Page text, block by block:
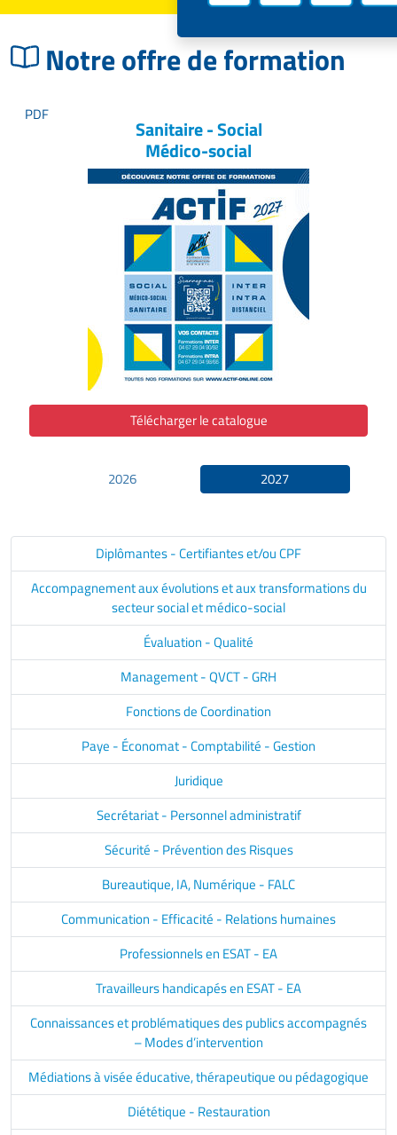
Notre offre de formation
Sanitaire - Social
Médico-social
Télécharger le catalogue
2026 2027
Diplômantes - Certifiantes et/ou CPF
Accompagnement aux évolutions et aux transformations du
secteur social et médico-social
Évaluation - Qualité
Management - QVCT - GRH
Fonctions de Coordination
Paye - Économat - Comptabilité - Gestion
Juridique
Secrétariat - Personnel administratif
Sécurité - Prévention des Risques
Bureautique, IA, Numérique - FALC
Communication - Efficacité - Relations humaines
Professionnels en ESAT - EA
Travailleurs handicapés en ESAT - EA
Connaissances et problématiques des publics accompagnés
– Modes d’intervention
Médiations à visée éducative, thérapeutique ou pédagogique
Diététique - Restauration